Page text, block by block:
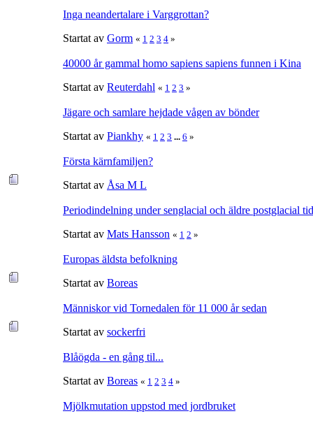
Inga neandertalare i Varggrottan?
Startat av Gorm « 1 2 3 4 »
40000 år gammal homo sapiens sapiens funnen i Kina
Startat av Reuterdahl « 1 2 3 »
Jägare och samlare hejdade vågen av bönder
Startat av Piankhy « 1 2 3 ... 6 »
Första kärnfamiljen?
Startat av Åsa M L
Periodindelning under senglacial och äldre postglacial tid
Startat av Mats Hansson « 1 2 »
Europas äldsta befolkning
Startat av Boreas
Människor vid Tornedalen för 11 000 år sedan
Startat av sockerfri
Blåögda - en gång til...
Startat av Boreas « 1 2 3 4 »
Mjölkmutation uppstod med jordbruket